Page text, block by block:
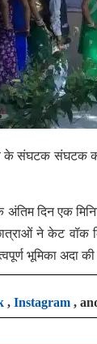
के संघटक
कि अंतिम दिन एक
ने केट वॉक
भूमिका अदा
, Instagram ,